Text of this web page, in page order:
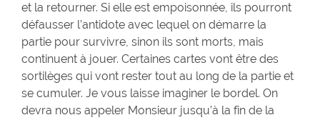
et la retourner. Si elle est empoisonnée, ils pourront
défausser l’antidote avec lequel on démarre la
partie pour survivre, sinon ils sont morts, mais
continuent à jouer. Certaines cartes vont être des
sortilèges qui vont rester tout au long de la partie et
se cumuler. Je vous laisse imaginer le bordel. On
devra nous appeler Monsieur jusqu’à la fin de la